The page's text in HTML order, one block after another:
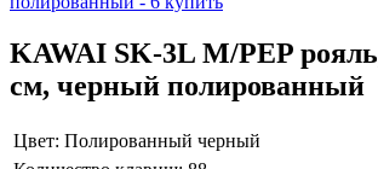
KAWAI SK-3L M/PEP
см, черный полированный
Цвет: Полированный черный